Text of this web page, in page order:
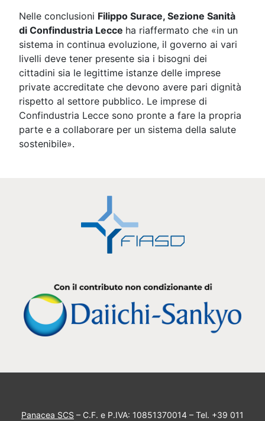
Nelle conclusioni Filippo Surace, Sezione Sanità
di Confindustria Lecce ha riaffermato che «in un
sistema in continua evoluzione, il governo ai vari
livelli deve tener presente sia i bisogni dei
cittadini sia le legittime istanze delle imprese
private accreditate che devono avere pari dignità
rispetto al settore pubblico. Le imprese di
Confindustria Lecce sono pronte a fare la propria
parte e a collaborare per un sistema della salute
sostenibile».
Panacea SCS – C.F. e P.IVA: 10851370014 – Tel. +39 011